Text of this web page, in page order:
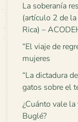
La soberanía
(artículo 2 de
Rica) –
“El viaje de
mujeres
“La dictadura
gatos sobre el
¿Cuánto vale
Buglé?